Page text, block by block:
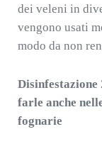
dei veleni in
vengono usati
modo da non
farle anche
fognarie